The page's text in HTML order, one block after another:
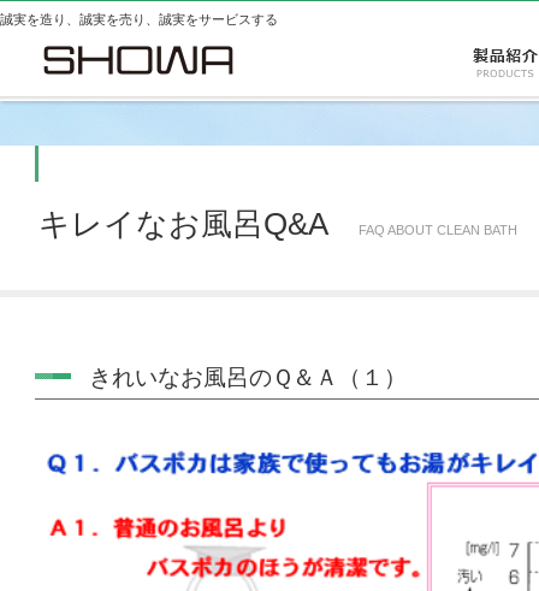
誠実を造り、誠実を売り、誠実をサービスする
キレイなお風呂Q&A FAQ ABOUT CLEAN BATH
きれいなお風呂のＱ＆Ａ（１）